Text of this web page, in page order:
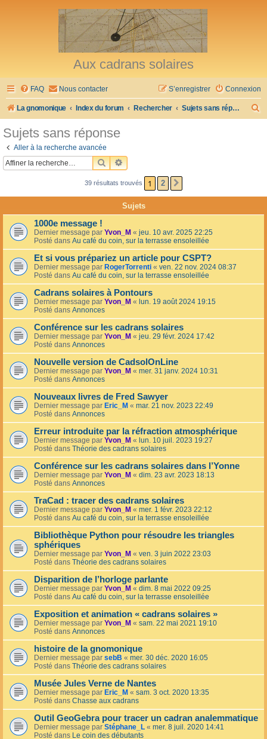
Aux cadrans solaires
FAQ Nous contacter Connexion
S’enregistrer
La gnomonique Index du forum Rechercher Sujets sans réponse
h
r
Sujets sans réponse
Aller à la recherche avancée
RECHERCHER
RECHERCHE AVANCÉE
39 résultats trouvés 1 2
Sujets
1000e message !
Dernier message par Yvon_M « jeu. 10 avr. 2025 22:25
Posté dans Au café du coin, sur la terrasse ensoleillée
Et si vous prépariez un article pour CSPT?
Dernier message par RogerTorrenti « ven. 22 nov. 2024 08:37
Posté dans Au café du coin, sur la terrasse ensoleillée
Cadrans solaires à Pontours
Dernier message par Yvon_M « lun. 19 août 2024 19:15
Posté dans Annonces
Conférence sur les cadrans solaires
Dernier message par Yvon_M « jeu. 29 févr. 2024 17:42
Posté dans Annonces
Nouvelle version de CadsolOnLine
Dernier message par Yvon_M « mer. 31 janv. 2024 10:31
Posté dans Annonces
Nouveaux livres de Fred Sawyer
Dernier message par Eric_M « mar. 21 nov. 2023 22:49
Posté dans Annonces
Erreur introduite par la réfraction atmosphérique
Dernier message par Yvon_M « lun. 10 juil. 2023 19:27
Posté dans Théorie des cadrans solaires
Conférence sur les cadrans solaires dans l’Yonne
Dernier message par Yvon_M « dim. 23 avr. 2023 18:13
Posté dans Annonces
TraCad : tracer des cadrans solaires
Dernier message par Yvon_M « mer. 1 févr. 2023 22:12
Posté dans Au café du coin, sur la terrasse ensoleillée
Bibliothèque Python pour résoudre les triangles
sphériques
Dernier message par Yvon_M « ven. 3 juin 2022 23:03
Posté dans Théorie des cadrans solaires
Disparition de l’horloge parlante
Dernier message par Yvon_M « dim. 8 mai 2022 09:25
Posté dans Au café du coin, sur la terrasse ensoleillée
Exposition et animation « cadrans solaires »
Dernier message par Yvon_M « sam. 22 mai 2021 19:10
Posté dans Annonces
histoire de la gnomonique
Dernier message par sebB « mer. 30 déc. 2020 16:05
Posté dans Théorie des cadrans solaires
Musée Jules Verne de Nantes
Dernier message par Eric_M « sam. 3 oct. 2020 13:35
Posté dans Chasse aux cadrans
Outil GeoGebra pour tracer un cadran analemmatique
Dernier message par Stéphane_L « mer. 8 juil. 2020 14:41
Posté dans Le coin des débutants